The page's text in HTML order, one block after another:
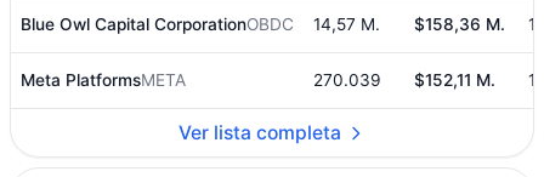
Blue Owl Capital CorporationOBDC 14,57 M. $158,36 M.
Meta PlatformsMETA 270.039 $152,11 M.
Ver lista completa